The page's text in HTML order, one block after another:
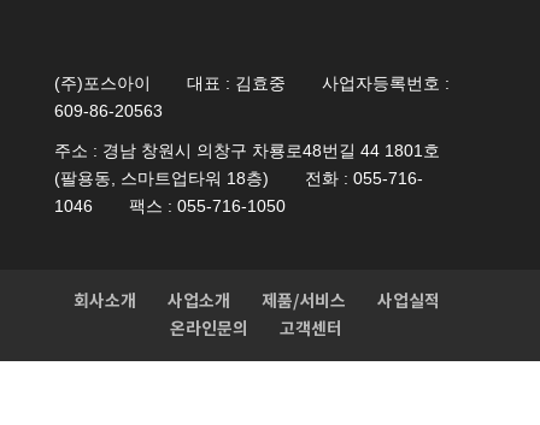
(주)포스아이 대표 : 김효중
사업자등록번호 :
609-86-20563
주소 : 경남 창원시 의창구 차룡로48번길 44 1801호
(팔용동, 스마트업타워 18층)
전화 : 055-716-
1046
팩스 : 055-716-1050
회사소개 사업소개 제품/서비스
사업실적
온라인문의
고객센터